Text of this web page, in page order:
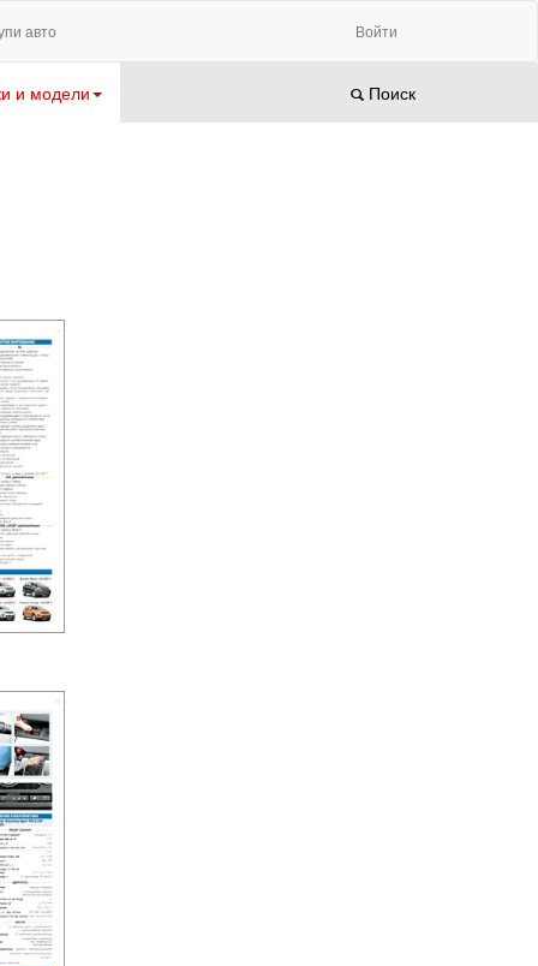
авто Войти
и модели Поиск